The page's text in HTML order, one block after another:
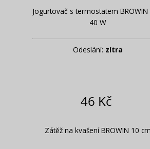
Jogurtovač s termostatem BROWIN
40 W
Odeslání: zítra
46 Kč
Zátěž na kvašení BROWIN 10 cm